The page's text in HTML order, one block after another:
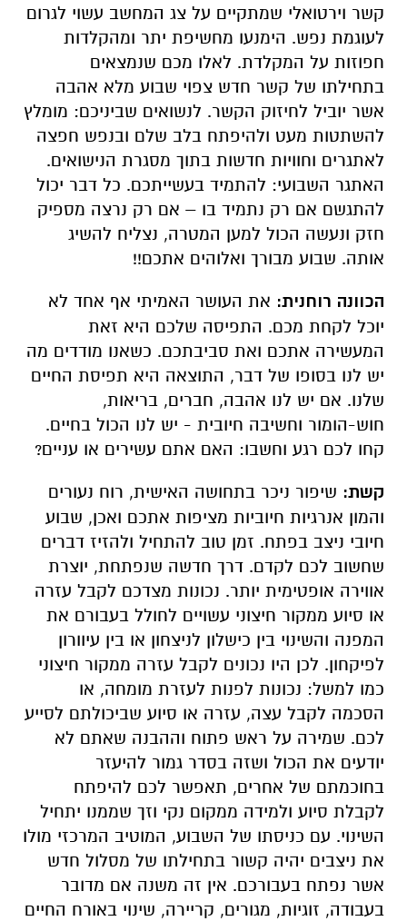
קשר וירטואלי שמתקיים על צג המחשב עשוי לגרום
לעוגמת נפש. הימנעו מחשיפת יתר ומהקלדות
חפוזות על המקלדת. לאלו מכם שנמצאים
בתחילתו של קשר חדש צפוי שבוע מלא אהבה
אשר יוביל לחיזוק הקשר. לנשואים שביניכם: מומלץ
להשתטות מעט ולהיפתח בלב שלם ובנפש חפצה
לאתגרים וחוויות חדשות בתוך מסגרת הנישואים.
האתגר השבועי: להתמיד בעשייתכם. כל דבר יכול
להתגשם אם רק נתמיד בו – אם רק נרצה מספיק
חזק ונעשה הכול למען המטרה, נצליח להשיג
אותה. שבוע מבורך ואלוהים אתכם!!
הכוונה רוחנית: את העושר האמיתי אף אחד לא
יוכל לקחת מכם. התפיסה שלכם היא זאת
המעשירה אתכם ואת סביבתכם. כשאנו מודדים מה
יש לנו בסופו של דבר, התוצאה היא תפיסת החיים
שלנו. אם יש לנו אהבה, חברים, בריאות,
חוש-הומור וחשיבה חיובית - יש לנו הכול בחיים.
קחו לכם רגע וחשבו: האם אתם עשירים או עניים?
קשת: שיפור ניכר בתחושה האישית, רוח נעורים
והמון אנרגיות חיוביות מציפות אתכם ואכן, שבוע
חיובי ניצב בפתח. זמן טוב להתחיל ולהזיז דברים
שחשוב לכם לקדם. דרך חדשה שנפתחת, יוצרת
אווירה אופטימית יותר. נכונות מצדכם לקבל עזרה
או סיוע ממקור חיצוני עשויים לחולל בעבורם את
המפנה והשינוי בין כישלון לניצחון או בין עיוורון
לפיקחון. לכן היו נכונים לקבל עזרה ממקור חיצוני
כמו למשל: נכונות לפנות לעזרת מומחה, או
הסכמה לקבל עצה, עזרה או סיוע שביכולתם לסייע
לכם. שמירה על ראש פתוח וההבנה שאתם לא
יודעים את הכול ושזה בסדר גמור להיעזר
בחוכמתם של אחרים, תאפשר לכם להיפתח
לקבלת סיוע ולמידה ממקום נקי וזך שממנו יתחיל
השינוי. עם כניסתו של השבוע, המוטיב המרכזי מולו
את ניצבים יהיה קשור בתחילתו של מסלול חדש
אשר נפתח בעבורכם. אין זה משנה אם מדובר
בעבודה, זוגיות, מגורים, קריירה, שינוי באורח החיים